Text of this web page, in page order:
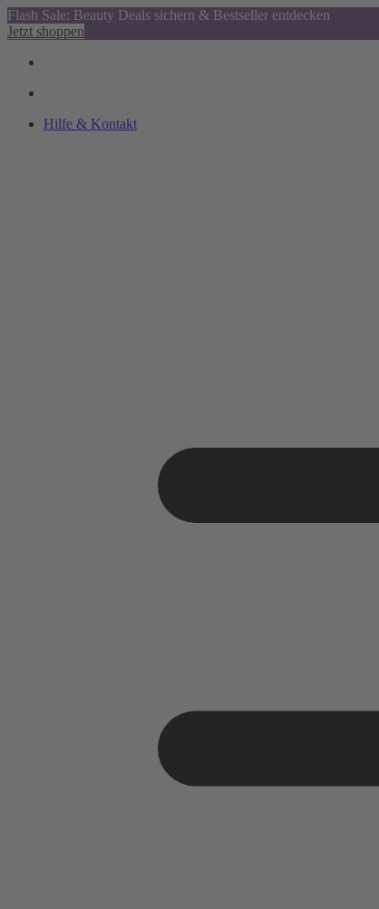
Flash Sale: Beauty Deals sichern & Bestseller entdecken
Jetzt shoppen
Hilfe & Kontakt